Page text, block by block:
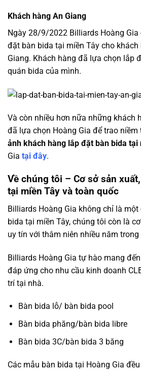
Khách hàng An Giang
Ngày 28/9/2022 Billiards Hoàng
đặt bàn bida tại miền Tây cho khách
Giang. Khách hàng đã lựa chọn lắp
quán bida của mình.
Và còn nhiều hơn nữa những khách
đã lựa chọn Hoàng Gia để trao niềm
ảnh khách hàng lắp đặt bàn bida tại
Gia tại đây.
Về chúng tôi – Cơ sở sản
tại miền Tây và toàn quốc
Billiards Hoàng Gia không chỉ là
bida tại miền Tây, chúng tôi còn là
uy tín với thâm niên nhiều năm trong
Billiards Hoàng Gia tự hào mang đế
đáp ứng cho nhu cầu kinh doanh
trí tại nhà.
Bàn bida lỗ/ bàn bida pool
Bàn bida phăng/bàn bida libre
Bàn bida 3C/bàn bida 3 băng
Các mẫu bàn bida tại Hoàng Gia